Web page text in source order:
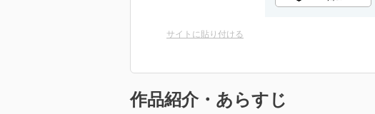
サイトに貼り付ける
作品紹介・あらすじ